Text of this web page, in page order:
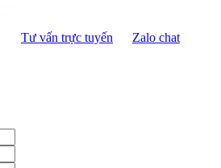
Tư vấn trực tuyến Zalo chat